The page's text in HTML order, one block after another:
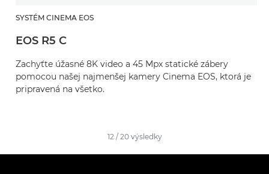
SYSTÉM CINEMA EOS
EOS R5 C
Zachyťte úžasné 8K video a 45 Mpx statické zábery
pomocou našej najmenšej kamery Cinema EOS, ktorá je
pripravená na všetko.
12/ 20 výsledky